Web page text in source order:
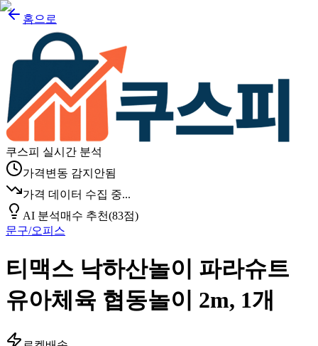
홈으로
쿠스피 실시간 분석
가격변동 감지안됨
가격 데이터 수집 중...
AI 분석매수 추천(83점)
문구/오피스
티맥스 낙하산놀이 파라슈트
유아체육 협동놀이 2m, 1개